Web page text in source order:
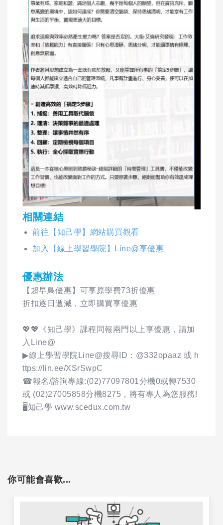
相關連結
前往【知己學】網站購買觀看
加入【線上學習學院】Line@享優惠
優惠辦法
【超早鳥優惠】可享原學費73折優惠
折扣逐日遞減，立即購買享優惠
💖💖《知己學》課程同報兩門以上享優惠，請加
入Line@
▶線上學習學院Line@搜尋ID：@332opaaz 或 h
ttps://lin.ee/XSrSwpC
☎報名/諮詢專線:(02)77097801分機0或轉7530
或 (02)27005858分機8275，將有專人為您服務!
🖥️知己學 www.scedux.com.tw
你可能會喜歡...